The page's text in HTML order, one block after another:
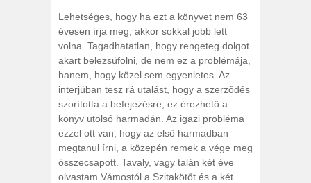
Lehetséges, hogy ha ezt a könyvet nem 63
évesen írja meg, akkor sokkal jobb lett
volna. Tagadhatatlan, hogy rengeteg dolgot
akart belezsúfolni, de nem ez a problémája,
hanem, hogy közel sem egyenletes. Az
interjúban tesz rá utalást, hogy a szerződés
szorította a befejezésre, ez érezhető a
könyv utolsó harmadán. Az igazi probléma
ezzel ott van, hogy az első harmadban
megtanul írni, a közepén remek a vége meg
összecsapott. Tavaly, vagy talán két éve
olvastam Vámostól a Szitakötőt és a két